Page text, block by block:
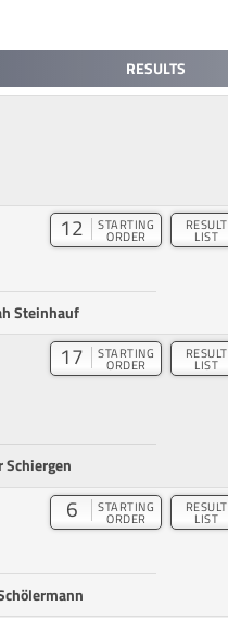
RESULTS
12 STARTING
ORDER
RESULT
LIST
Steinhauf
17 STARTING
ORDER
RESULT
LIST
Schiergen
6 STARTING
ORDER
RESULT
LIST